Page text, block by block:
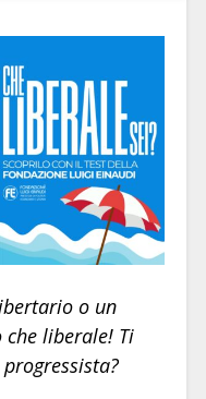
o un
che liberale! Ti